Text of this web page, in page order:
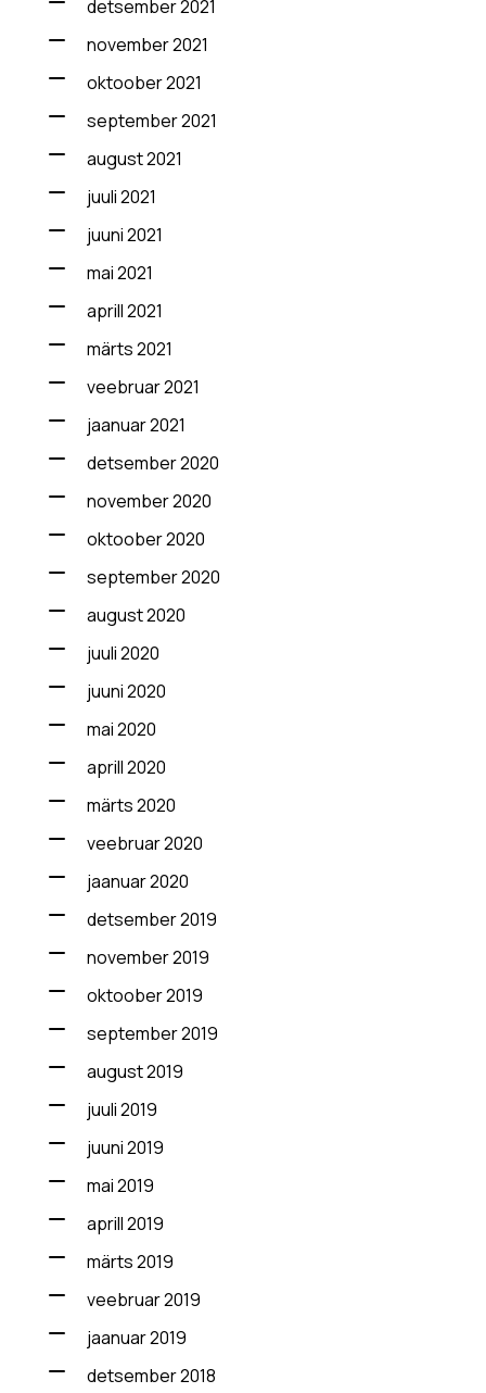
detsember 2021
november 2021
oktoober 2021
september 2021
august 2021
juuli 2021
juuni 2021
mai 2021
aprill 2021
märts 2021
veebruar 2021
jaanuar 2021
detsember 2020
november 2020
oktoober 2020
september 2020
august 2020
juuli 2020
juuni 2020
mai 2020
aprill 2020
märts 2020
veebruar 2020
jaanuar 2020
detsember 2019
november 2019
oktoober 2019
september 2019
august 2019
juuli 2019
juuni 2019
mai 2019
aprill 2019
märts 2019
veebruar 2019
jaanuar 2019
detsember 2018